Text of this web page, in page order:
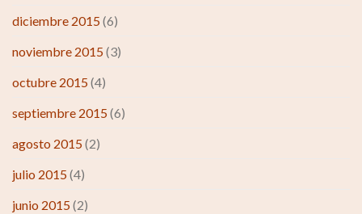
diciembre 2015(6)
noviembre 2015(3)
octubre 2015(4)
septiembre 2015(6)
agosto 2015(2)
julio 2015(4)
junio 2015(2)